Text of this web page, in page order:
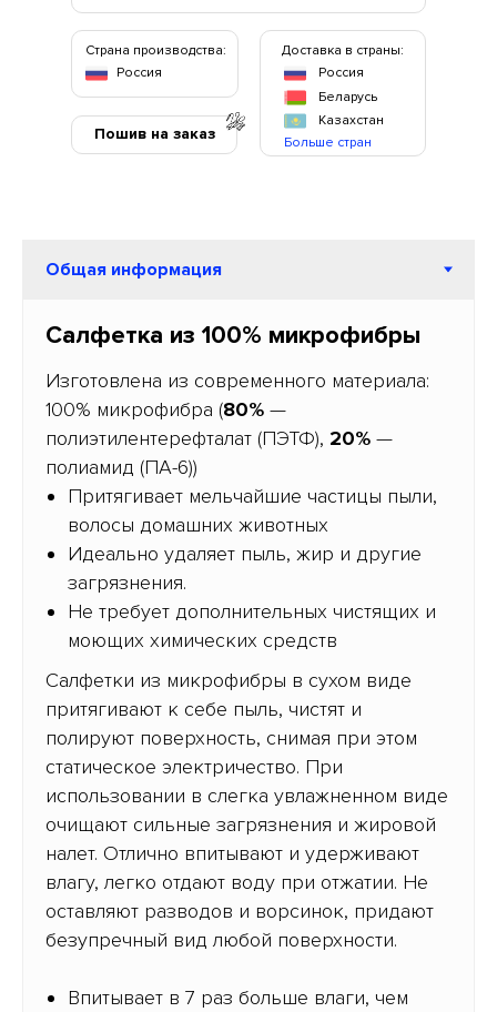
Пошив на заказ
Россия
Страна производства:
Беларусь
Казахстан
Россия
Доставка в страны:
Больше стран
Салфетка из 100% микрофибры
Изготовлена из современного материала:
100% микрофибра (80% —
полиэтилентерефталат (ПЭТФ), 20% —
полиамид (ПА-6))
Притягивает мельчайшие частицы пыли,
волосы домашних животных
Идеально удаляет пыль, жир и другие
загрязнения.
Не требует дополнительных чистящих и
моющих химических средств
Салфетки из микрофибры в сухом виде
притягивают к себе пыль, чистят и
полируют поверхность, снимая при этом
статическое электричество. При
использовании в слегка увлажненном виде
очищают сильные загрязнения и жировой
налет. Отлично впитывают и удерживают
влагу, легко отдают воду при отжатии. Не
оставляют разводов и ворсинок, придают
безупречный вид любой поверхности.
Впитывает в 7 раз больше влаги, чем